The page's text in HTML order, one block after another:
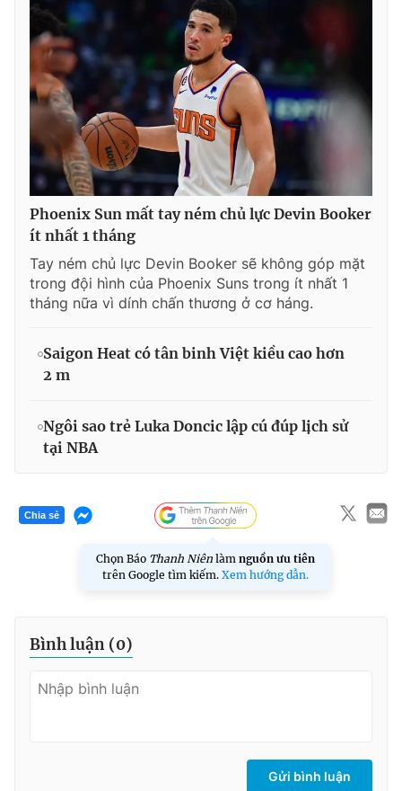
Phoenix Sun mất tay ném chủ lực Devin Booker
ít nhất 1 tháng
Tay ném chủ lực Devin Booker sẽ không góp mặt
trong đội hình của Phoenix Suns trong ít nhất 1
tháng nữa vì dính chấn thương ở cơ háng.
Saigon Heat có tân binh Việt kiều cao hơn
2 m
Ngôi sao trẻ Luka Doncic lập cú đúp lịch sử
tại NBA
Chia sẻ
Chọn Báo Thanh Niên làm nguồn ưu tiên
trên Google tìm kiếm. Xem hướng dẫn.
Bình luận (0)
Gửi bình luận